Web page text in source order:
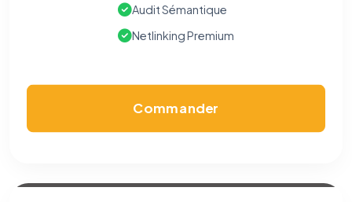
Audit Sémantique
Netlinking Premium
Commander